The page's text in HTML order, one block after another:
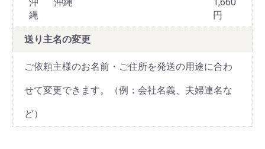
縄
円
送り主名の変更
ご依頼主様のお名前・ご住所を発送の用途に合わ
せて変更できます。（例：会社名義、夫婦連名な
ど）